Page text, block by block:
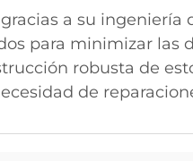
a su ingeniería
para minimizar las
robusta de
de